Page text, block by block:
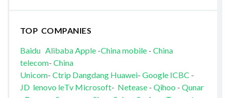
TOP COMPANIES
Baidu AlibabaApple-China mobile- China
telecom- China
Unicom- Ctrip Dangdang Huawei- Google ICBC -
JD lenovo leTv Microsoft- Netease- Qihoo - Qunar